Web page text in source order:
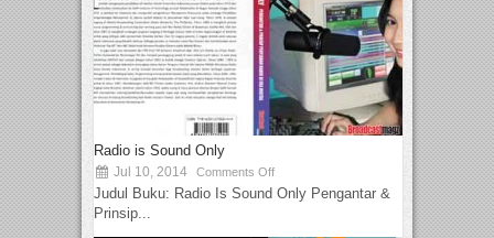
Radio is Sound Only
Jul 10, 2014 Comments Off
Judul Buku: Radio Is Sound Only Pengantar &
Prinsip...